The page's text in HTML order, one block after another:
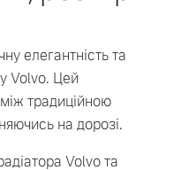
елегантність та
Volvo. Цей
традиційною
на дорозі.
Volvo та